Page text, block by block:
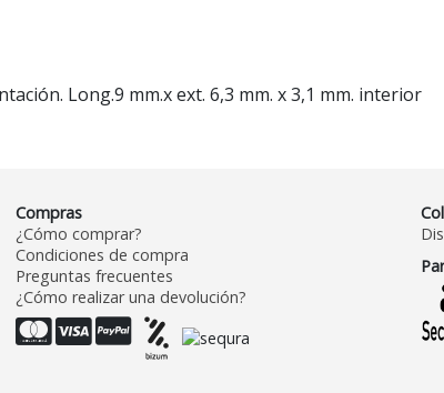
Long.9 mm.x ext. 6,3 mm. x 3,1 mm. interior
Compras
¿Cómo comprar?
Condiciones de compra
Preguntas frecuentes
¿Cómo realizar una devolución?